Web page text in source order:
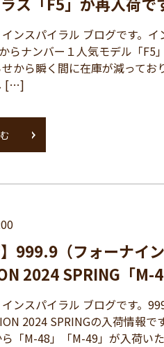
スパイラル ブログです。イ
らナンバー１人気モデル「F5
から瞬く間に在庫が減ってお
[…]
】999.9（フォーナイ
2024 SPRING「M-
スパイラル ブログです。
2024 SPRINGの入荷情報で
ら「M-48」「M-49」が入荷い